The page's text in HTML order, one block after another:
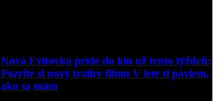
Nová Evitovka príde do kín už tento týždeň:
Pozrite si nový trailer filmu V lete ti poviem,
ako sa mám